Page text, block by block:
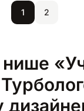
1 2
нише